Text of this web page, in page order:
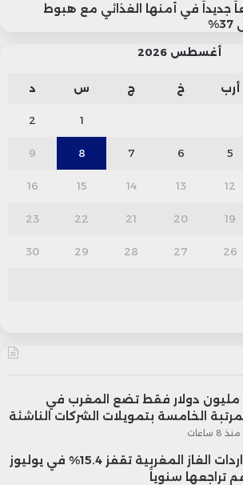
جديداً في أمنها الغذائي مع هبوط
أغسطس 2026
أرب خ ج س د
1
2
5
6
7
8
9
12
13
14
15
16
19
20
21
22
23
26
27
28
29
30
2 مليون دولار فقط تضع المغرب في
الخامسة بتمويلات الشركات الناشئة
منذ 8 ساعات
واردات الغاز المغربية تقفز 15.4% في يوليوز
تراجعها سنوياً